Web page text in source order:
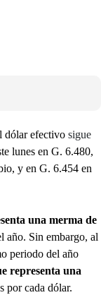
dólar efectivo sigue
lunes en G. 6.480,
y en G. 6.454 en
una merma de
año. Sin embargo, al
periodo del año
representa una
por cada dólar.